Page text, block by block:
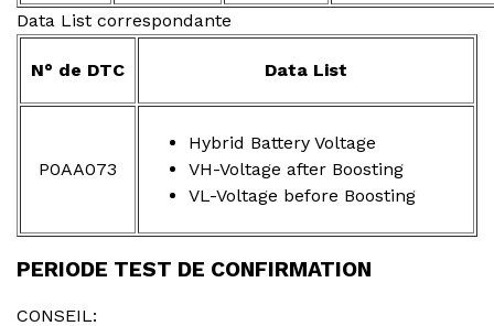
Data List correspondante
N° de DTC Data List
P0AA073
Hybrid Battery Voltage
VH-Voltage after Boosting
VL-Voltage before Boosting
PERIODE TEST DE CONFIRMATION
CONSEIL: